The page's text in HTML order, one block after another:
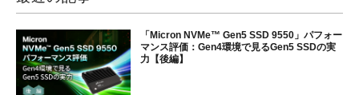
「Micron NVMe™ Gen5 SSD 9550」パフォー
マンス評価：Gen4環境で見るGen5 SSDの実
力【後編】